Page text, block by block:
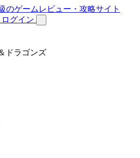
ログイン
ドラゴンズ